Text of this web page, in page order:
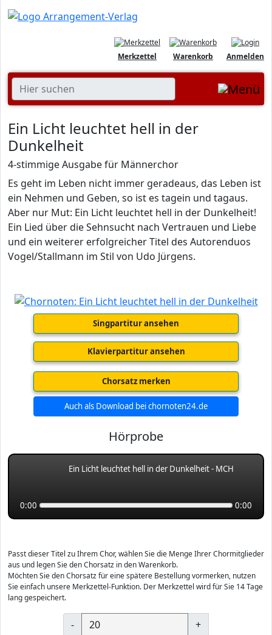
Anmelden
Warenkorb
Merkzettel
Ein Licht leuchtet hell in der
Dunkelheit
4-stimmige Ausgabe für Männerchor
Es geht im Leben nicht immer geradeaus, das Leben ist
ein Nehmen und Geben, so ist es tagein und tagaus.
Aber nur Mut: Ein Licht leuchtet hell in der Dunkelheit!
Ein Lied über die Sehnsucht nach Vertrauen und Liebe
und ein weiterer erfolgreicher Titel des Autorenduos
Vogel/Stallmann im Stil von Udo Jürgens.
Singpartitur ansehen
Klavierpartitur ansehen
Chorsatz merken
Auch als Download bei chornoten24.de
Hörprobe
Ein Licht leuchtet hell in der Dunkelheit - MCH
0:00 0:00
Passt dieser Titel zu Ihrem Chor, wählen Sie die Menge Ihrer Chormitglieder
aus und legen Sie den Chorsatz in den Warenkorb.
Möchten Sie den Chorsatz für eine spätere Bestellung vormerken, nutzen
Sie einfach unsere Merkzettel-Funktion. Der Merkzettel wird für Sie 14 Tage
lang gespeichert.
- +